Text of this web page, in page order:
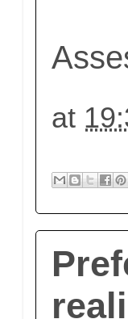
at